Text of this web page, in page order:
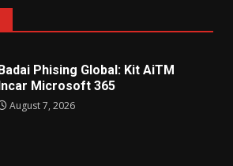
Badai Phising Global: Kit AiTM
Incar Microsoft 365
August 7, 2026